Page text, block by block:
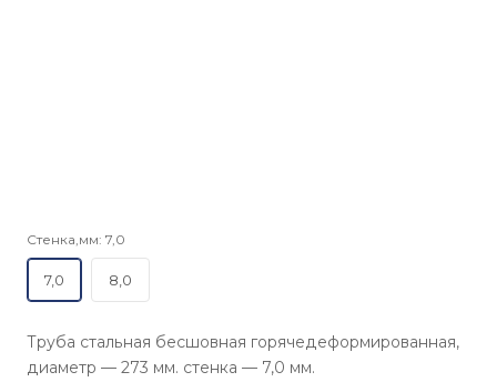
Стенка,мм: 7,0
7,0 8,0
Труба стальная бесшовная горячедеформированная,
диаметр — 273 мм. стенка — 7,0 мм.